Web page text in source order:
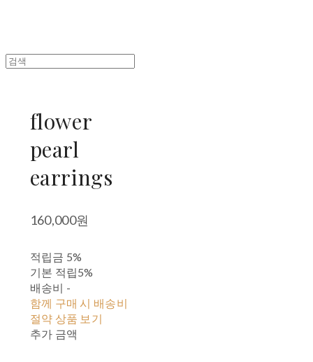
flower
pearl
earrings
160,000원
적립금 5%
기본 적립5%
배송비 -
함께 구매 시 배송비
절약 상품 보기
추가 금액